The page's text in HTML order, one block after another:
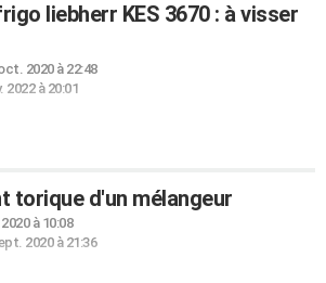
liebherr KES 3670 : à visser
2020 à 22:48
2022 à 20:01
torique d'un mélangeur
à 10:08
2020 à 21:36